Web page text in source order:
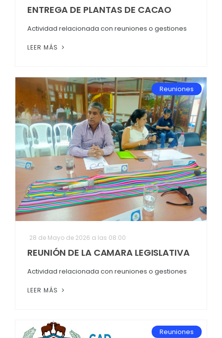
ENTREGA DE PLANTAS DE CACAO
Actividad relacionada con reuniones o gestiones
LEER MÁS
Reuniones
28 de Mayo de 2026 a las 08:00
REUNIÓN DE LA CAMARA LEGISLATIVA
Actividad relacionada con reuniones o gestiones
LEER MÁS
Reuniones